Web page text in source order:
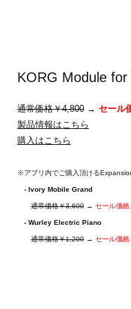
KORG Module for
通常価格￥4,800→ セール
製品情報はこちら
購入はこちら
※アプリ内でご購入頂ける
- Ivory Mobile Grand
通常価格￥3,600→ セール価格
- Wurley Electric Piano
通常価格￥1,200→ セール価格